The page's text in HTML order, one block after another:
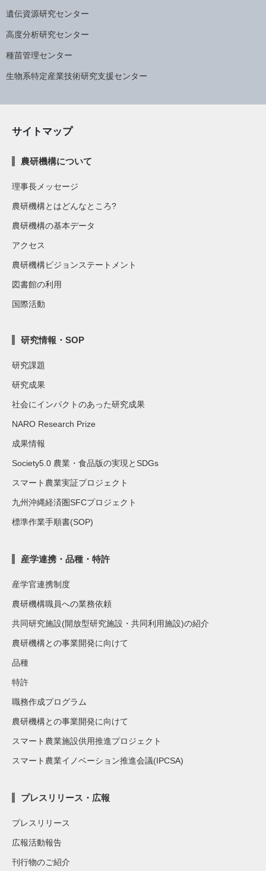
遺伝資源研究センター
高度分析研究センター
種苗管理センター
生物系特定産業技術研究支援センター
サイトマップ
農研機構について
理事長メッセージ
農研機構とはどんなところ?
農研機構の基本データ
アクセス
農研機構ビジョンステートメント
図書館の利用
国際活動
研究情報・SOP
研究課題
研究成果
社会にインパクトのあった研究成果
NARO Research Prize
成果情報
Society5.0 農業・食品版の実現とSDGs
スマート農業実証プロジェクト
九州沖縄経済圏SFCプロジェクト
標準作業手順書(SOP)
産学連携・品種・特許
産学官連携制度
農研機構職員への業務依頼
共同研究施設(開放型研究施設・共同利用施設)の紹介
農研機構との事業開発に向けて
品種
特許
職務作成プログラム
農研機構との事業開発に向けて
スマート農業施設供用推進プロジェクト
スマート農業イノベーション推進会議(IPCSA)
プレスリリース・広報
プレスリリース
広報活動報告
刊行物のご紹介